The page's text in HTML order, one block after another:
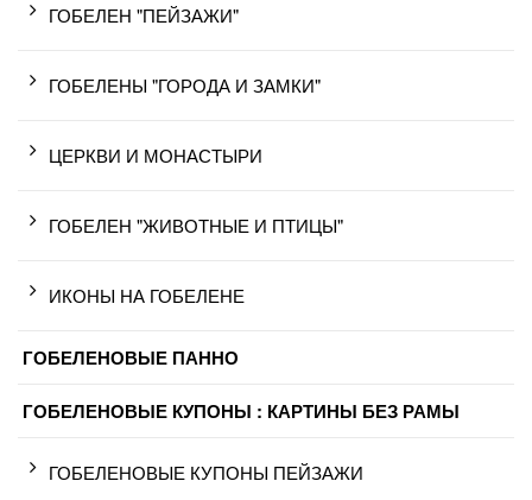
ГОБЕЛЕН "ПЕЙЗАЖИ"
ГОБЕЛЕНЫ "ГОРОДА И ЗАМКИ"
ЦЕРКВИ И МОНАСТЫРИ
ГОБЕЛЕН "ЖИВОТНЫЕ И ПТИЦЫ"
ИКОНЫ НА ГОБЕЛЕНЕ
ГОБЕЛЕНОВЫЕ ПАННО
ГОБЕЛЕНОВЫЕ КУПОНЫ : КАРТИНЫ БЕЗ РАМЫ
ГОБЕЛЕНОВЫЕ КУПОНЫ ПЕЙЗАЖИ